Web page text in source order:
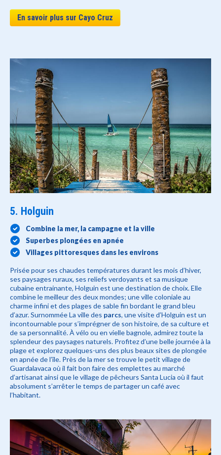
En savoir plus sur Cayo Cruz
5. Holguin
Combine la mer, la campagne et la ville
Superbes plongées en apnée
Villages pittoresques dans les environs
Prisée pour ses chaudes températures durant les mois d’hiver,
ses paysages ruraux, ses reliefs verdoyants et sa musique
cubaine entrainante, Holguin est une destination de choix. Elle
combine le meilleur des deux mondes; une ville coloniale au
charme infini et des plages de sable fin bordant le grand bleu
d’azur. Surnommée La ville des parcs, une visite d’Holguin est un
incontournable pour s’imprégner de son histoire, de sa culture et
de sa personnalité. À vélo ou en vielle bagnole, admirez toute la
splendeur des paysages naturels. Profitez d’une belle journée à la
plage et explorez quelques-uns des plus beaux sites de plongée
en apnée de l’île. Près de la mer se trouve le petit village de
Guardalavaca où il fait bon faire des emplettes au marché
d’artisanat ainsi que le village de pêcheurs Santa Lucia où il faut
absolument s’arrêter le temps de partager un café avec
l’habitant.